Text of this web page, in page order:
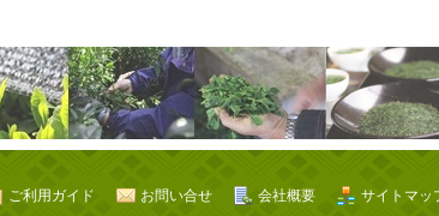
サイトマッ
会社概要
お問い合せ
ご利用ガイド